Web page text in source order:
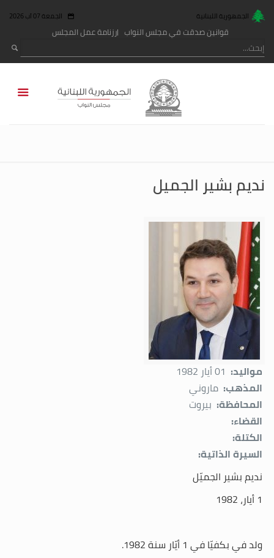
الجمهورية اللبنانية الجمعة 07 آب 2026
قوانين صدقت في مجلس النواب رزنامة عمل المجلس
نديم بشير الجميل
مواليد: 01 أيار 1982
المذهب: ماروني
المحافظة: بيروت
القضاء:
الكتلة:
السيرة الذاتية:
نديم بشير الجميّل
1 أيار، 1982
ولد في بكفيّا في 1 أيّار سنة 1982.